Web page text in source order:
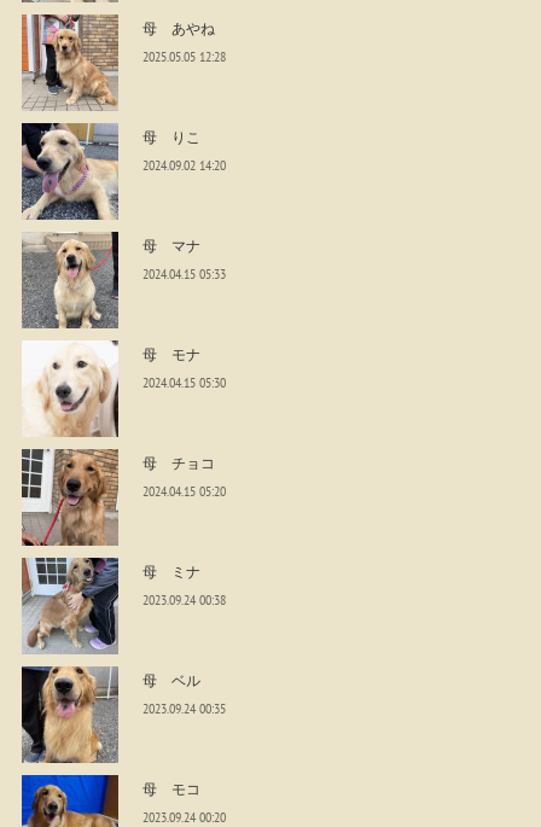
母 あやね
2025.05.05 12:28
母 りこ
2024.09.02 14:20
母 マナ
2024.04.15 05:33
母 モナ
2024.04.15 05:30
母 チョコ
2024.04.15 05:20
母 ミナ
2023.09.24 00:38
母 ベル
2023.09.24 00:35
母 モコ
2023.09.24 00:20